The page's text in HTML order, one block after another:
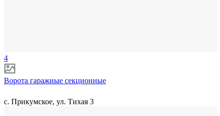
4
Ворота гаражные секционные
с. Прикумское, ул. Тихая 3